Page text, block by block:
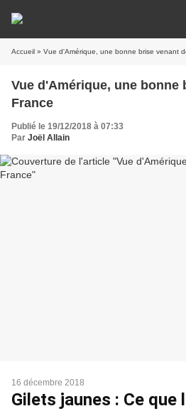
Accueil » Vue d'Amérique, une bonne brise venant
Vue d'Amérique, une bonne
France
Publié le 19/12/2018 à 07:33
Par Joël Allain
16 décembre 2018
Gilets jaunes : Ce que